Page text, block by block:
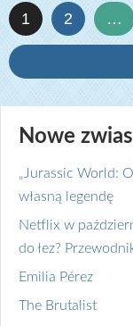
1 2 …
Nowe
„Jurassic World:
własną legendę
Netflix w
do łez?
Emilia Pérez
The Brutalist